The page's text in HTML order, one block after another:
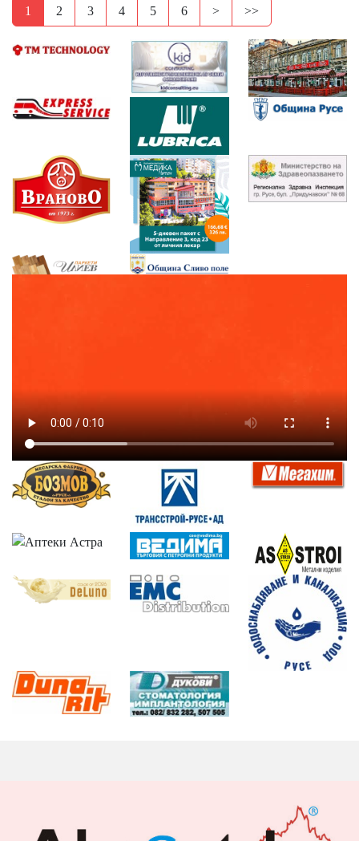
1 2 3 4 5 6 > >>